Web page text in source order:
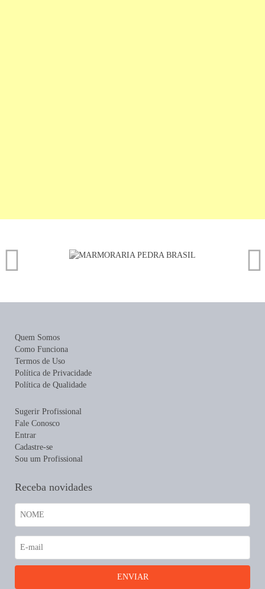
Quem Somos
Como Funciona
Termos de Uso
Política de Privacidade
Política de Qualidade
Sugerir Profissional
Fale Conosco
Entrar
Cadastre-se
Sou um Profissional
Receba novidades